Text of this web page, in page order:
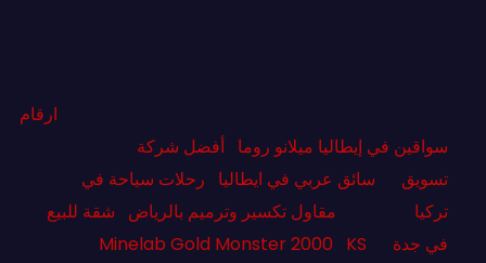
ارقام
سواقين في إيطاليا ميلانو روما أفضل شركة
تسويق
سائق عربي في ايطاليا
رحلات سياحة في
تركيا
مقاول تكسير وترميم بالرياض
شقة للبيع
في جدة
Minelab Gold Monster 2000
KS